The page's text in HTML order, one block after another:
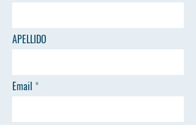
APELLIDO
Email